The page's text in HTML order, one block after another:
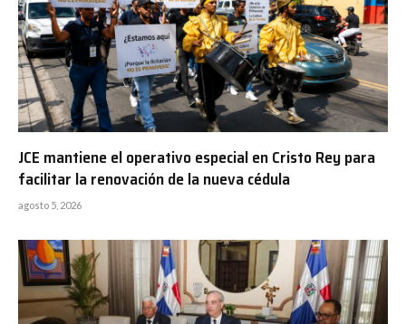
JCE mantiene el operativo especial en Cristo Rey para
facilitar la renovación de la nueva cédula
agosto 5, 2026